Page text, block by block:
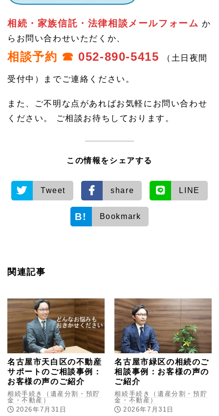
相続・家族信託・法律相談メールフォーム か
らお問い合わせいただくか、
相談予約 ☎ 052-890-5415 （土日夜間
受付中）までご連絡ください。
また、ご不明な点があればお気軽にお問い合わせ
ください。 ご相談お待ちしております。
この情報をシェアする
Tweet share LINE
Bookmark
関連記事
名古屋市天白区の不動産
サポートのご相談事例：
お客様の声のご紹介
相続手続き（遺産分割・預貯
金・不動産）
2026年7月31日
名古屋市緑区の相続のご
相談事例：お客様の声の
ご紹介
相続手続き（遺産分割・預貯
金・不動産）
2026年7月31日